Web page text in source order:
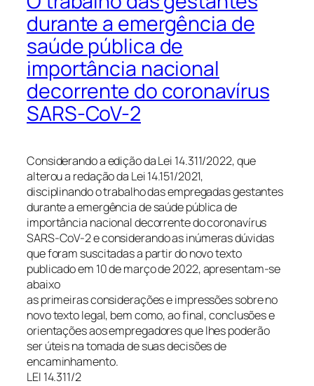
durante a emergência de
saúde pública de
importância nacional
decorrente do coronavírus
SARS-CoV-2
Considerando a edição da Lei 14.311/2022, que
alterou a redação da Lei 14.151/2021,
disciplinando o trabalho das empregadas gestantes
durante a emergência de saúde pública de
importância nacional decorrente do coronavírus
SARS-CoV-2 e considerando as inúmeras dúvidas
que foram suscitadas a partir do novo texto
publicado em 10 de março de 2022, apresentam-se
abaixo
as primeiras considerações e impressões sobre no
novo texto legal, bem como, ao final, conclusões e
orientações aos empregadores que lhes poderão
ser úteis na tomada de suas decisões de
encaminhamento.
LEI 14.311/2